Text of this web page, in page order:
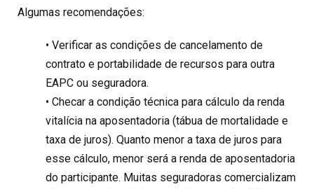
Algumas recomendações:
• Verificar as condições de cancelamento de
contrato e portabilidade de recursos para outra
EAPC ou seguradora.
• Checar a condição técnica para cálculo da renda
vitalícia na aposentadoria (tábua de mortalidade e
taxa de juros). Quanto menor a taxa de juros para
esse cálculo, menor será a renda de aposentadoria
do participante. Muitas seguradoras comercializam